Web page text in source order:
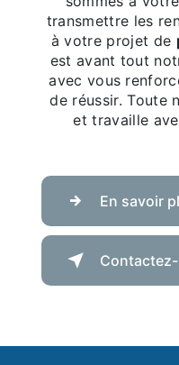
transmettre les
à votre projet de
est avant tout
avec vous
de réussir. Toute
et travaille
En savoir